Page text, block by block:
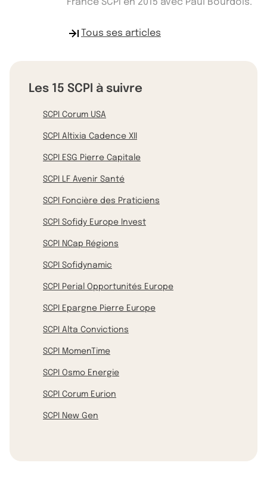
France SCPI en 2015 avec Paul Bourdois.
Tous ses articles
Les 15 SCPI à suivre
SCPI Corum USA
SCPI Altixia Cadence XII
SCPI ESG Pierre Capitale
SCPI LF Avenir Santé
SCPI Foncière des Praticiens
SCPI Sofidy Europe Invest
SCPI NCap Régions
SCPI Sofidynamic
SCPI Perial Opportunités Europe
SCPI Epargne Pierre Europe
SCPI Alta Convictions
SCPI MomenTime
SCPI Osmo Energie
SCPI Corum Eurion
SCPI New Gen